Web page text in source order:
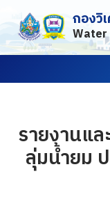
Skip
to
กองวิ
Water
รายงานแ
ลุ่มน้ำยม